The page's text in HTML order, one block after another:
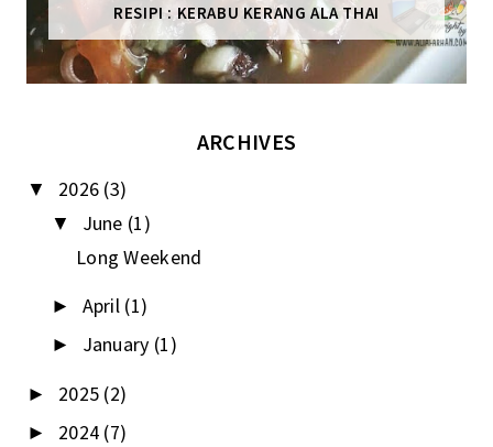
RESIPI : KERABU KERANG ALA THAI
ARCHIVES
▼ 2026 (3)
▼ June (1)
Long Weekend
► April (1)
► January (1)
► 2025 (2)
► 2024 (7)